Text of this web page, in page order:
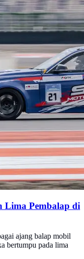
Lima Pembalap di
ajang balap mobil
bertumpu pada lima